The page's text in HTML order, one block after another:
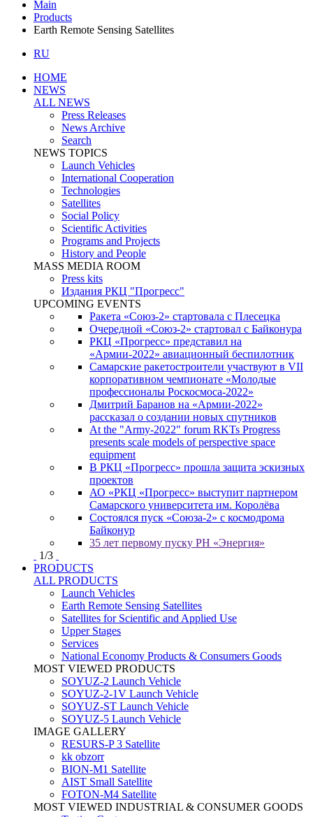
Main
Products
Earth Remote Sensing Satellites
RU
HOME
NEWS
ALL NEWS
Press Releases
News Archive
Search
NEWS TOPICS
Launch Vehicles
International Cooperation
Technologies
Satellites
Social Policy
Scientific Activities
Programs and Projects
History and People
MASS MEDIA ROOM
Press kits
Издания РКЦ "Прогресс"
UPCOMING EVENTS
Ракета «Союз-2» стартовала с Плесецка
Очередной «Союз-2» стартовал с Байконура
РКЦ «Прогресс» представил на
«Армии-2022» авиационный беспилотник
Самарские ракетостроители участвуют в VII
корпоративном чемпионате «Молодые
профессионалы Роскосмоса-2022»
Дмитрий Баранов на «Армии-2022»
рассказал о создании новых спутников
At the "Army-2022" forum RKTs Progress
presents scale models of perspective space
equipment
В РКЦ «Прогресс» прошла защита эскизных
проектов
АО «РКЦ «Прогресс» выступит партнером
Самарского университета им. Королёва
Состоялся пуск «Союза-2» с космодрома
Байконур
35 лет первому пуску РН «Энергия»
1/3
PRODUCTS
ALL PRODUCTS
Launch Vehicles
Earth Remote Sensing Satellites
Satellites for Scientific and Applied Use
Upper Stages
Services
National Economy Products & Consumers Goods
MOST VIEWED PRODUCTS
SOYUZ-2 Launch Vehicle
SOYUZ-2-1V Launch Vehicle
SOYUZ-ST Launch Vehicle
SOYUZ-5 Launch Vehicle
IMAGE GALLERY
RESURS-P 3 Satellite
kk obzorr
BION-M1 Satellite
AIST Small Satellite
FOTON-M4 Satellite
MOST VIEWED INDUSTRIAL & CONSUMER GOODS